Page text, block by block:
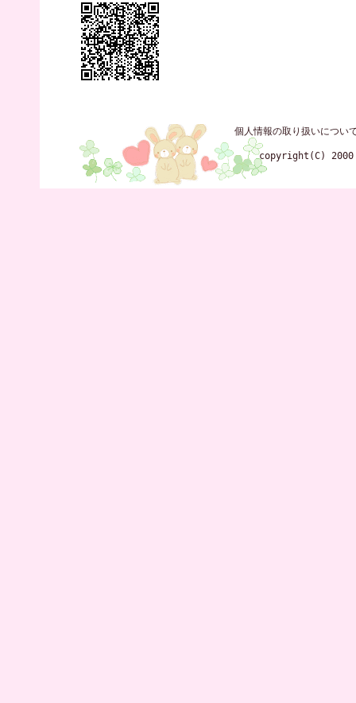
個人情報の取り扱いについ
copyright(C) 2000